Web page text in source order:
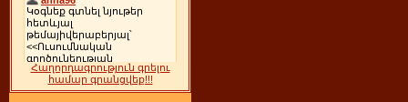
Հաղորդագրություն գրելու
համար գրանցվեք!!!